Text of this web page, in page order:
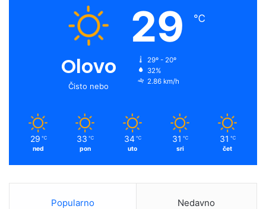
Olovo
Čisto nebo
29 ℃
29º - 20º
32%
2.86 km/h
29 ℃
ned
33 ℃
pon
34 ℃
uto
31 ℃
sri
31 ℃
čet
Popularno Nedavno